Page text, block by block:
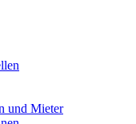
und Mieter